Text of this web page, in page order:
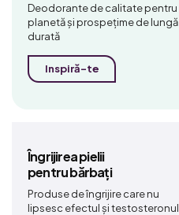
Deodorante de calitate pentru
planetă și prospețime de lungă
durată
Inspiră-te
Îngrijirea pielii
pentru bărbați
Produse de îngrijire care nu
lipsesc efectul și testosteronul